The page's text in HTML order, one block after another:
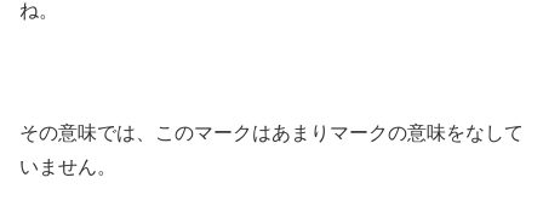
ね。
その意味では、このマークはあまりマークの意味をなして
いません。